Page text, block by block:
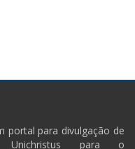
portal para divulgação de
Unichristus para o